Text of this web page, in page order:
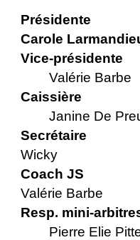
Présidente
Carole
Vice-présidente
Valérie Barbe
Caissière
Janine De
Secrétaire
Wicky
Coach JS
Valérie Barbe
Resp. mini-
Pierre Elie